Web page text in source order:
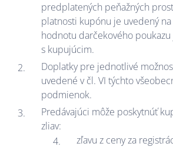
predplatených peňažných
platnosti kupónu je uvedený
hodnotu darčekového
s kupujúcim.
Doplatky pre jednotlivé
uvedené v čl. VI týchto
podmienok.
Predávajúci môže poskytnúť
zliav:
zľavu z ceny za